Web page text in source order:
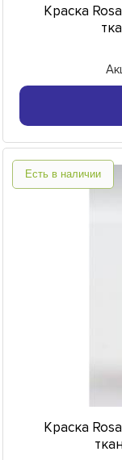
Краска
Есть в наличии
Краска